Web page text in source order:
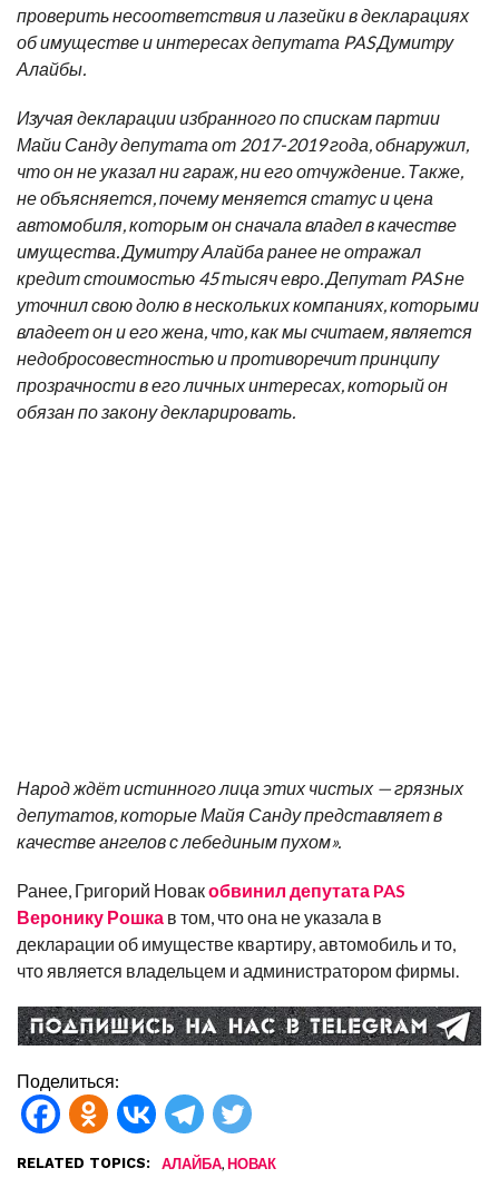
проверить несоответствия и лазейки в декларациях
об имуществе и интересах депутата PAS Думитру
Алайбы.
Изучая декларации избранного по спискам партии
Майи Санду депутата от 2017-2019 года, обнаружил,
что он не указал ни гараж, ни его отчуждение. Также,
не объясняется, почему меняется статус и цена
автомобиля, которым он сначала владел в качестве
имущества. Думитру Алайба ранее не отражал
кредит стоимостью 45 тысяч евро. Депутат PAS не
уточнил свою долю в нескольких компаниях, которыми
владеет он и его жена, что, как мы считаем, является
недобросовестностью и противоречит принципу
прозрачности в его личных интересах, который он
обязан по закону декларировать.
Народ ждёт истинного лица этих чистых — грязных
депутатов, которые Майя Санду представляет в
качестве ангелов с лебединым пухом».
Ранее, Григорий Новакобвинил депутата PAS
Веронику Рошка в том, что она не указала в
декларации об имуществе квартиру, автомобиль и то,
что является владельцем и администратором фирмы.
Поделиться:
RELATED TOPICS: АЛАЙБА, НОВАК